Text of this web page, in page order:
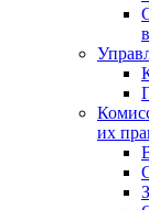
их